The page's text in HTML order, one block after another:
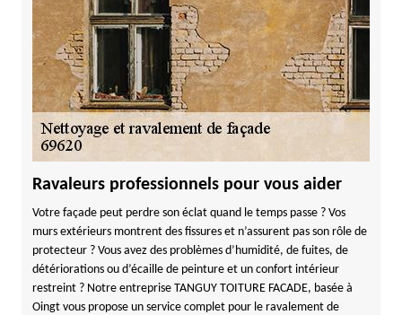
Ravaleurs professionnels pour vous aider
Votre façade peut perdre son éclat quand le temps passe ? Vos
murs extérieurs montrent des fissures et n’assurent pas son rôle de
protecteur ? Vous avez des problèmes d’humidité, de fuites, de
détériorations ou d’écaille de peinture et un confort intérieur
restreint ? Notre entreprise TANGUY TOITURE FACADE, basée à
Oingt vous propose un service complet pour le ravalement de